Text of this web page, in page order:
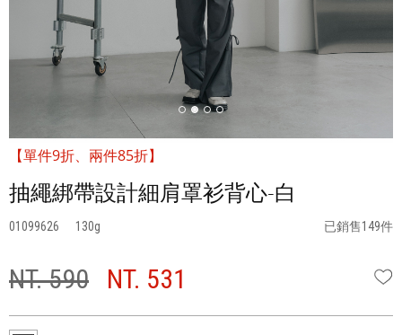
【單件9折、兩件85折】
抽繩綁帶設計細肩罩衫背心-白
01099626 130 已銷售149件
NT. 590 NT. 531